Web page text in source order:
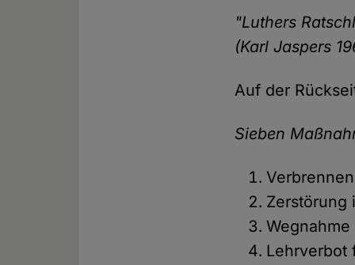
"Luthers
(Karl Jaspers
Auf der
Sieben
Zerstörung
Lehrverbot